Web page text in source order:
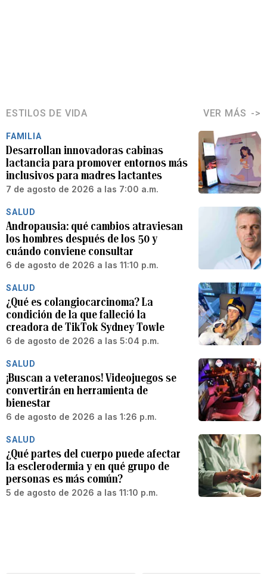
ESTILOS DE VIDA VER MÁS
FAMILIA
Desarrollan innovadoras cabinas
lactancia para promover entornos más
inclusivos para madres lactantes
7 de agosto de 2026 a las 7:00 a.m.
SALUD
Andropausia: qué cambios atraviesan
los hombres después de los 50 y
cuándo conviene consultar
6 de agosto de 2026 a las 11:10 p.m.
SALUD
¿Qué es colangiocarcinoma? La
condición de la que falleció la
creadora de TikTok Sydney Towle
6 de agosto de 2026 a las 5:04 p.m.
SALUD
¡Buscan a veteranos! Videojuegos se
convertirán en herramienta de
bienestar
6 de agosto de 2026 a las 1:26 p.m.
SALUD
¿Qué partes del cuerpo puede afectar
la esclerodermia y en qué grupo de
personas es más común?
5 de agosto de 2026 a las 11:10 p.m.